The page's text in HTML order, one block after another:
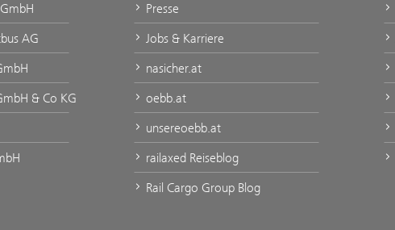
AG
& Co KG
Presse
Jobs & Karriere
nasicher.at
oebb.at
unsereoebb.at
railaxed Reiseblog
Rail Cargo Group Blog